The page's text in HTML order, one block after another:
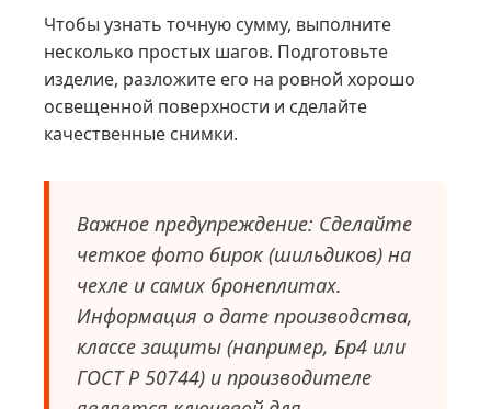
Чтобы узнать точную сумму, выполните
несколько простых шагов. Подготовьте
изделие, разложите его на ровной хорошо
освещенной поверхности и сделайте
качественные снимки.
Важное предупреждение: Сделайте
четкое фото бирок (шильдиков) на
чехле и самих бронеплитах.
Информация о дате производства,
классе защиты (например, Бр4 или
ГОСТ Р 50744) и производителе